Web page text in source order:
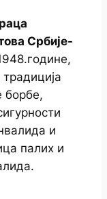
Србије-
борбе,
и
палих и